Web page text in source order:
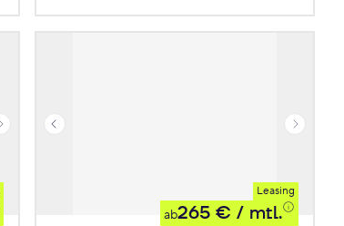
Leasing
ab265 € / mtl.